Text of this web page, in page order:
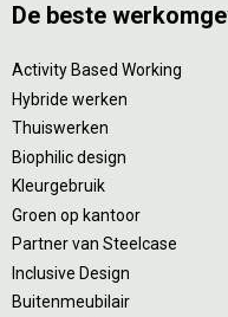
De beste
Activity Based Working
Hybride werken
Thuiswerken
Biophilic design
Kleurgebruik
Groen op kantoor
Partner van Steelcase
Inclusive Design
Buitenmeubilair